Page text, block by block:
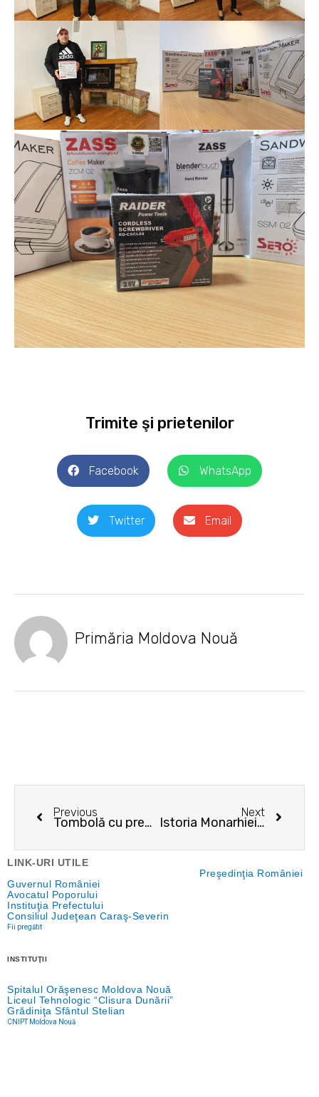
Trimite şi prietenilor
Facebook WhatsApp
Twitter Email
Primăria Moldova Nouă
Prev
Previous
Tombolă cu premii de Ziua Reciclării la Moldova Nouă!
Next
Istoria Monarhiei din România, relatată contemporanilor din Moldova Nouă, chiar de Principele Nicolae!
Next
LINK-URI UTILE
Preşedinţia României
Guvernul României
Avocatul Poporului
Instituţia Prefectului
Consiliul Judeţean Caraş-Severin
Fii pregătit
INSTITUŢII
Spitalul Orăşenesc Moldova Nouă
Liceul Tehnologic “Clisura Dunării”
Grădiniţa Sfântul Stelian
CNIPT Moldova Nouă